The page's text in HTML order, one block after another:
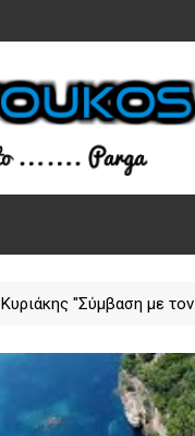
Κυριάκης "Σύμβαση με τον
χρηματοδότηση της
λειτουργίας του"